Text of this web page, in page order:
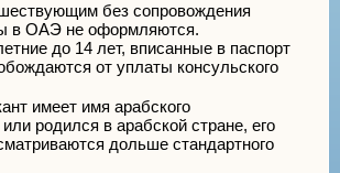
без сопровождения
в ОАЭ не оформляются.
до 14 лет, вписанные в паспорт
от уплаты консульского
имеет имя арабского
родился в арабской стране, его
дольше стандартного